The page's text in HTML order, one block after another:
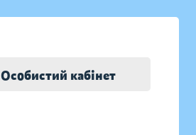
Особистий кабінет